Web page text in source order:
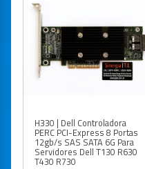
H330 | Dell Controladora
PERC PCI-Express 8 Portas
12gb/s SAS SATA 6G Para
Servidores Dell T130 R630
T430 R730